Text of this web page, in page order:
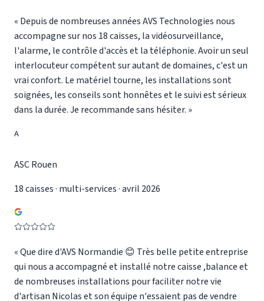
« Depuis de nombreuses années AVS Technologies nous
accompagne sur nos 18 caisses, la vidéosurveillance,
l'alarme, le contrôle d'accès et la téléphonie. Avoir un seul
interlocuteur compétent sur autant de domaines, c'est un
vrai confort. Le matériel tourne, les installations sont
soignées, les conseils sont honnêtes et le suivi est sérieux
dans la durée. Je recommande sans hésiter. »
A
ASC Rouen
18 caisses · multi-services · avril 2026
«Que dire d'AVS Normandie 😊 Très belle petite entreprise
qui nous a accompagné et installé notre caisse ,balance et
de nombreuses installations pour faciliter notre vie
d'artisan Nicolas et son équipe n'essaient pas de vendre